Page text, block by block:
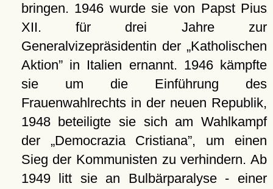
bringen. 1946 wurde sie von Papst Pius
XII. für drei Jahre zur
Generalvizepräsidentin der
Katholischen
Aktion in Italien ernannt. 1946 kämpfte
sie um die Einführung des
Frauenwahlrechts in der neuen Republik,
1948 beteiligte sie sich am Wahlkampf
der
Democrazia Cristiana , um einen
Sieg der Kommunisten zu verhindern. Ab
1949 litt sie an Bulbärparalyse - einer